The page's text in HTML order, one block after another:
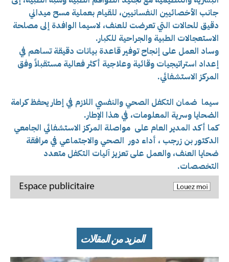
جانب الأخصائيين النفسانيين، للقيام بعملية مسح ميداني
دقيق للحالات التي تعرضت للعنف، لاسيما الوافدة إلى مصلحة
الاستعجالات الطبية والجراحية للكبار.
وساد العمل على إنجاح توفير قاعدة بيانات دقيقة تساهم في
إعداد استراتيجيات وقائية وعلاجية أكثر فعالية مستقبلاً وفق
المركز الاستشفائي.
سيما ضمان التكفل الصحي والنفسي اللازم في إطار يحفظ كرامة
الضحايا وسرية المعلومات، في هذا الإطار.
كما أكد المدير العام على مواصلة المركز الاستشفائي الجامعي
الدكتور بن زرجب ، أداء دور الصحي والاجتماعي في مرافقة
ضحايا العنف، والعمل على تعزيز آليات التكفل متعدد
التخصصات.
المزيد من المقالات